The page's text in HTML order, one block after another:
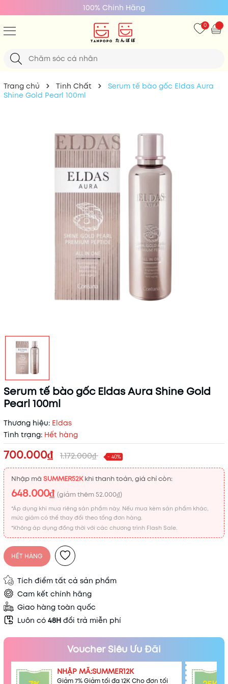
100% Chính Hãng
0
Trang chủ Tinh Chất
Serum tế bào gốc Eldas Aura
Shine Gold Pearl 100ml
Serum tế bào gốc Eldas Aura Shine Gold
Pearl 100ml
Thương hiệu: Eldas
Tình trạng: Hết hàng
700.000₫ 1.172.000₫ - 40%
Nhập mã SUMMER52Kkhi thanh toán, giá chỉ còn:
648.000₫ (giảm thêm52.000₫)
*Áp dụng khi mua riêng sản phẩm này. Nếu mua kèm sản phẩm khác,
mức giảm có thể thay đổi theo tổng đơn hàng.
*Không áp dụng đồng thời với các chương trình Flash Sale.
HẾT HÀNG
Tích điểm tất cả sản phẩm
Cam kết chính hãng
Giao hàng toàn quốc
Luôn có 48H đổi trả miễn phí
Voucher Siêu Ưu Đãi
NHẬP MÃ:SUMMER12K
Giảm 7% Giảm tối đa 12K Cho đơn tối